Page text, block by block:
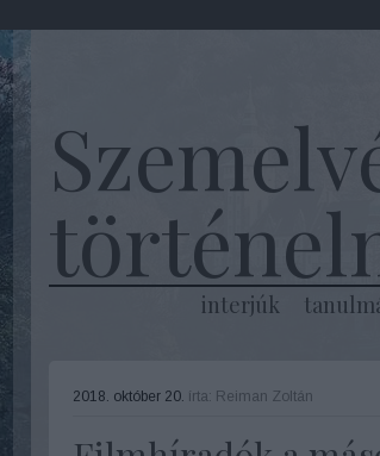
interjúk
2018. október 20. írta: Reiman Zoltán